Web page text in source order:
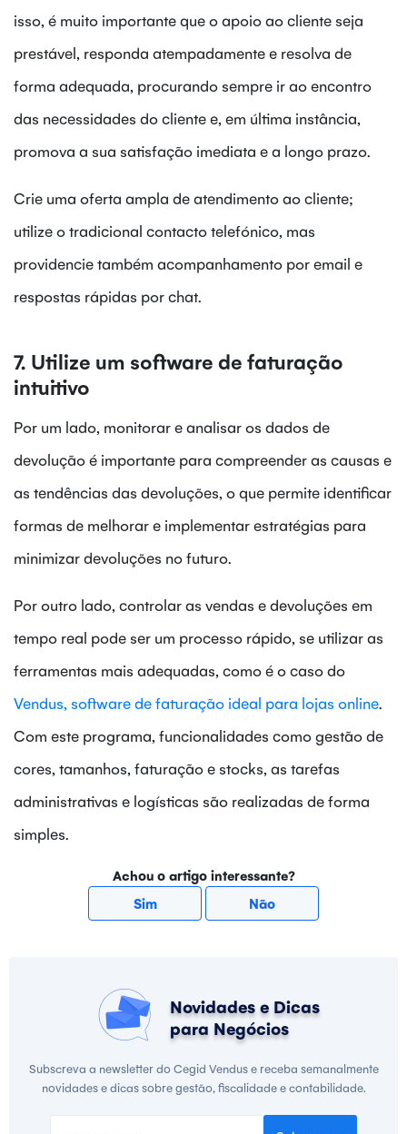
isso, é muito importante que o apoio ao cliente seja
prestável, responda atempadamente e resolva de
forma adequada, procurando sempre ir ao encontro
das necessidades do cliente e, em última instância,
promova a sua satisfação imediata e a longo prazo.
Crie uma oferta ampla de atendimento ao cliente;
utilize o tradicional contacto telefónico, mas
providencie também acompanhamento por email e
respostas rápidas por chat.
7. Utilize um software de faturação
intuitivo
Por um lado, monitorar e analisar os dados de
devolução é importante para compreender as causas e
as tendências das devoluções, o que permite identificar
formas de melhorar e implementar estratégias para
minimizar devoluções no futuro.
Por outro lado, controlar as vendas e devoluções em
tempo real pode ser um processo rápido, se utilizar as
ferramentas mais adequadas, como é o caso do
Vendus, software de faturação ideal para lojas online.
Com este programa, funcionalidades como gestão de
cores, tamanhos, faturação e stocks, as tarefas
administrativas e logísticas são realizadas de forma
simples.
Achou o artigo interessante?
Sim
Não
Novidades e Dicas
para Negócios
Subscreva a newsletter do Cegid Vendus e receba semanalmente
novidades e dicas sobre gestão, fiscalidade e contabilidade.